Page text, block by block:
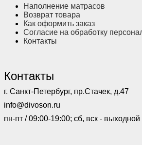
Наполнение матрасов
Возврат товара
Как оформить заказ
Согласие на обработку
Контакты
Контакты
г. Санкт-Петербург, пр.Стачек, д.47
info@divoson.ru
пн-пт / 09:00-19:00; сб, вск - выходной